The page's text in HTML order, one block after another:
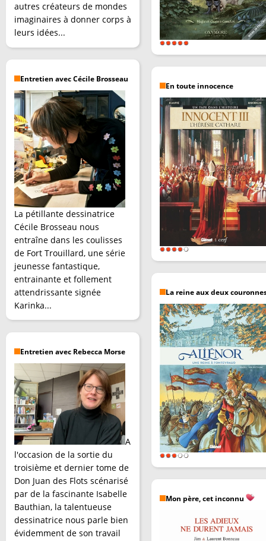
autres créateurs de mondes
imaginaires à donner corps à
leurs idées...
Entretien avec Cécile Brosseau
La pétillante dessinatrice
Cécile Brosseau nous
entraîne dans les coulisses
de Fort Trouillard, une série
jeunesse fantastique,
entrainante et follement
attendrissante signée
Karinka...
Entretien avec Rebecca Morse
A
l'occasion de la sortie du
troisième et dernier tome de
Don Juan des Flots scénarisé
par de la fascinante Isabelle
Bauthian, la talentueuse
dessinatrice nous parle bien
évidemment de son travail
En toute innocence
La reine aux deux
Mon père, cet inconnu